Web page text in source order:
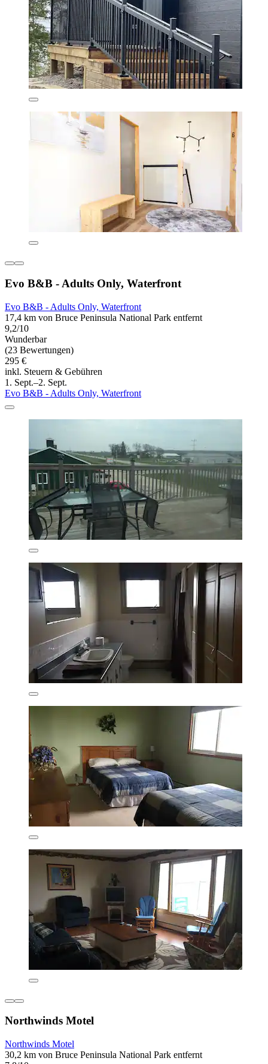
Evo B&B - Adults Only, Waterfront
Evo B&B - Adults Only, Waterfront
17,4 km von Bruce Peninsula National Park entfernt
9,2/10
Wunderbar
(23 Bewertungen)
295 €
inkl. Steuern & Gebühren
1. Sept.–2. Sept.
Evo B&B - Adults Only, Waterfront
Northwinds Motel
Northwinds Motel
30,2 km von Bruce Peninsula National Park entfernt